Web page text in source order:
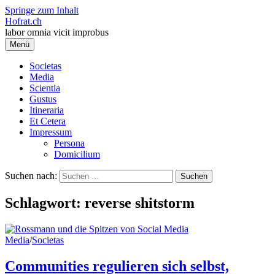
Springe zum Inhalt
Hofrat.ch
labor omnia vicit improbus
Menü
Societas
Media
Scientia
Gustus
Itineraria
Et Cetera
Impressum
Persona
Domicilium
Suchen nach:
Schlagwort: reverse shitstorm
Media/Societas
Communities regulieren sich selbst,